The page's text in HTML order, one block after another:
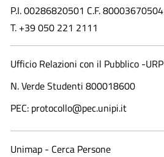
P.I. 00286820501 C.F. 80003670504
T. +39 050 221 2111
Ufficio Relazioni con il Pubblico -URP
N. Verde Studenti 800018600​
PEC: protocollo@pec.unipi.it
Unimap - Cerca Persone